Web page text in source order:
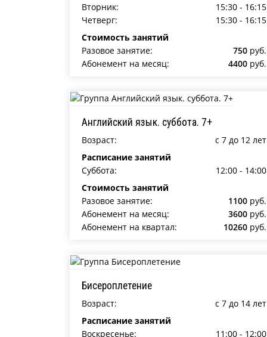
Вторник:
15:30 - 16:15
Четверг:
15:30 - 16:15
Стоимость занятий
Разовое занятие:
750 руб.
Абонемент на месяц:
4400 руб.
Английский язык. суббота. 7+
Возраст:
c 7 до 12 лет
Расписание занятий
Суббота:
12:00 - 14:00
Стоимость занятий
Разовое занятие:
1100 руб.
Абонемент на месяц:
3600 руб.
Абонемент на квартал:
10260 руб.
Бисероплетение
Возраст:
c 7 до 14 лет
Расписание занятий
Воскресенье:
11:00 - 12:00